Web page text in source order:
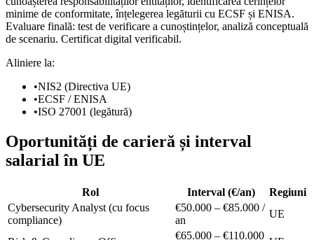
minime de conformitate, înțelegerea legăturii cu ECSF și ENISA.
Evaluare finală: test de verificare a cunoștințelor, analiză conceptuală
de scenariu. Certificat digital verificabil.
Aliniere la:
•NIS2 (Directiva UE)
•ECSF / ENISA
•ISO 27001 (legătură)
Oportunități de carieră și interval
salarial în UE
Rol Interval (€/an)
Regiuni
Cybersecurity Analyst (cu focus
compliance)
€50.000 – €85.000 /
an
UE
€65.000 – €110.000